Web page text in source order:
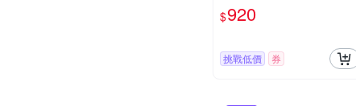
$920
挑戰低價 券